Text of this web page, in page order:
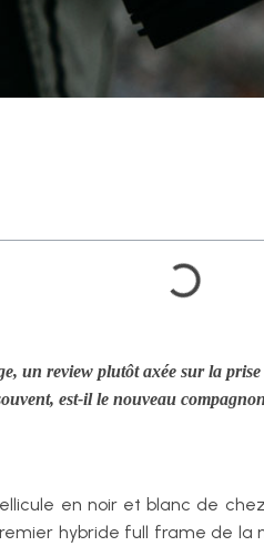
un review plutôt axée sur la
est-il le nouveau
en noir et blanc de
hybride full frame de